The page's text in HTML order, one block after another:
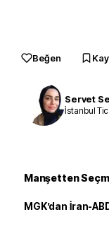
Beğen
Servet
İstanbul
Manşetten
MGK’dan İran-